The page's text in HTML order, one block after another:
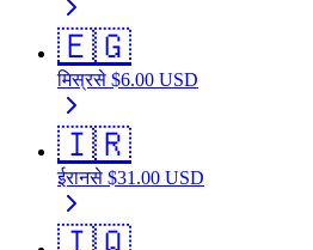
🇪🇬
मिस्रसे $6.00 USD
🇮🇷
ईरानसे $31.00 USD